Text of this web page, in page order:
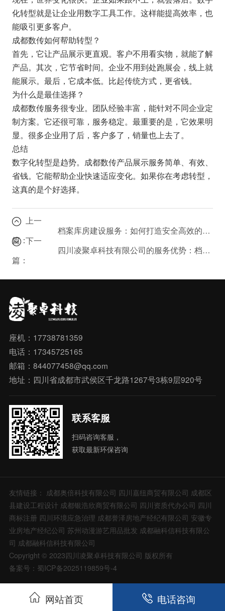
化转型就是让企业用数字工具工作。这样能提高效率，也
能吸引更多客户。
成都数传如何帮助转型？
首先，它让产品展示更直观。客户不用看实物，就能了解
产品。其次，它节省时间。企业不用到处跑展会，线上就
能展示。最后，它成本低。比起传统方式，更省钱。
为什么是最佳选择？
成都数传服务很专业。团队经验丰富，能针对不同企业定
制方案。它还很可靠，服务稳定。最重要的是，它效果明
显。很多企业用了后，客户多了，销量也上去了。
总结
数字化转型是趋势。成都数传产品展示服务简单、有效、
省钱。它能帮助企业快速适应变化。如果你在考虑转型，
这真的是个好选择。
上一
篇：
档案库房建设服务：如何打造安全高效的物理存储空间？
下一
篇：
四川凌聚卓科技有限公司的服务优势：档案外包与数字化的完美结合
座机：17738781359
电话：17345725165
邮箱：844077458@qq.com
地址：四川省成都市武侯区千龙路1267号3栋9层920号
联系客服
扫码咨询客服，
获取最新环保咨询
友情链接： 成都奥倍科技有限公司 四川嘉纽商贸有限公司 成都区
县建设工程设计 成都银浩欣商贸有限公司 四川资质代办公司 四川
商标注册 四川环境应急治理 成都誉泽房地产经纪有限公司 安徽专
业房地产经纪公司 苏州动漫游艺用品批发 成都融科信科技有限公
司 成都融科信科技有限公司
Copyright © 2023四川凌聚卓科技有限公司 版权所有
备案号：蜀ICP备2025119859号-4
网站首页 电话咨询